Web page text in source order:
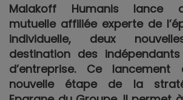
Malakoff Humanis lance
mutuelle affiliée experte de
individuelle, deux
destination des
d’entreprise. Ce lancement
nouvelle étape de la